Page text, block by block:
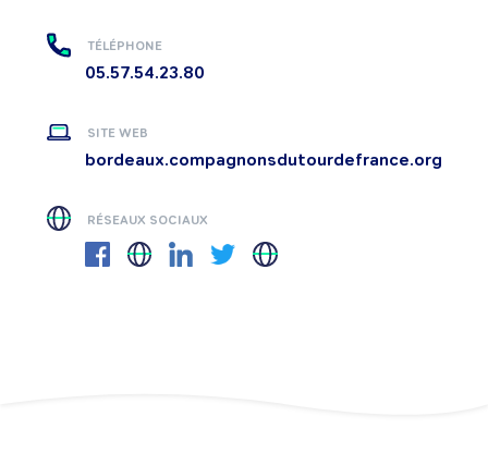
TÉLÉPHONE
05.57.54.23.80
SITE WEB
bordeaux.compagnonsdutourdefrance.org
RÉSEAUX SOCIAUX